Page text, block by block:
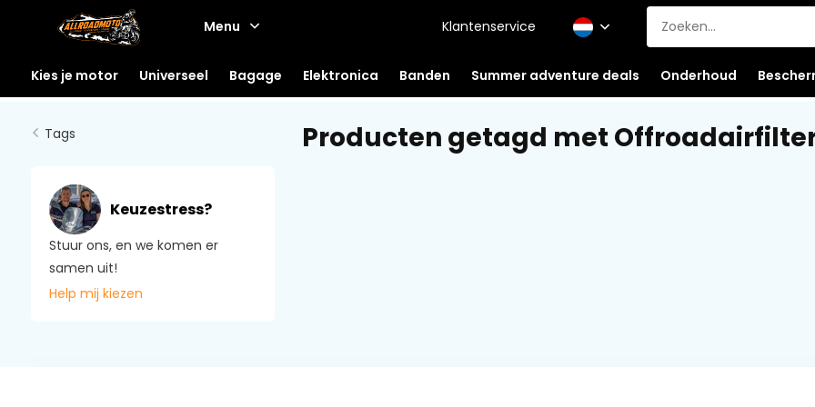
Menu Klantenservice
Kies je motor Universeel Bagage Elektronica Banden Summer adventure deals Onderhoud
Tags
Keuzestress?
Stuur ons, en we komen er
samen uit!
Help mij kiezen
Producten getagd met